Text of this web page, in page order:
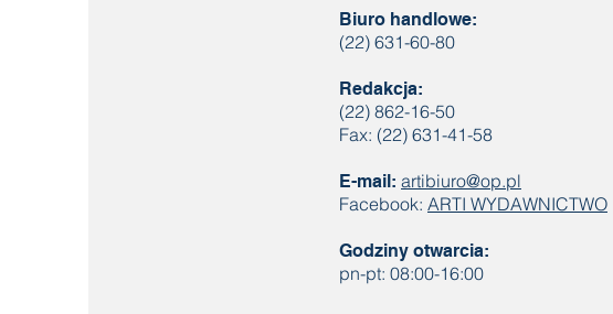
Biuro handlowe:
(22) 631-60-80
Redakcja:
(22) 862-16-50
Fax: (22) 631-41-58
E-mail: artibiuro@op.pl
Facebook: ARTI WYDAWNICTWO
Godziny otwarcia:
pn-pt: 08:00-16:00